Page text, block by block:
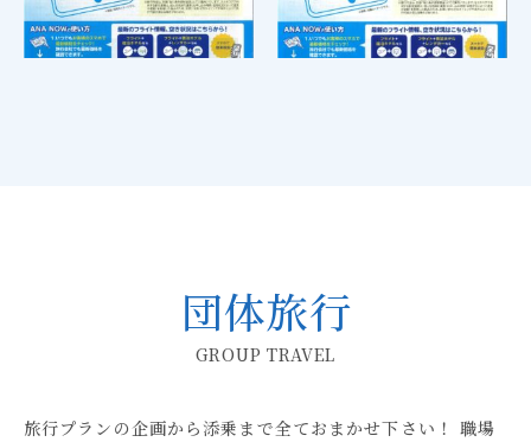
団体旅行
GROUP TRAVEL
旅行プランの企画から添乗まで全ておまかせ下さい！ 職場